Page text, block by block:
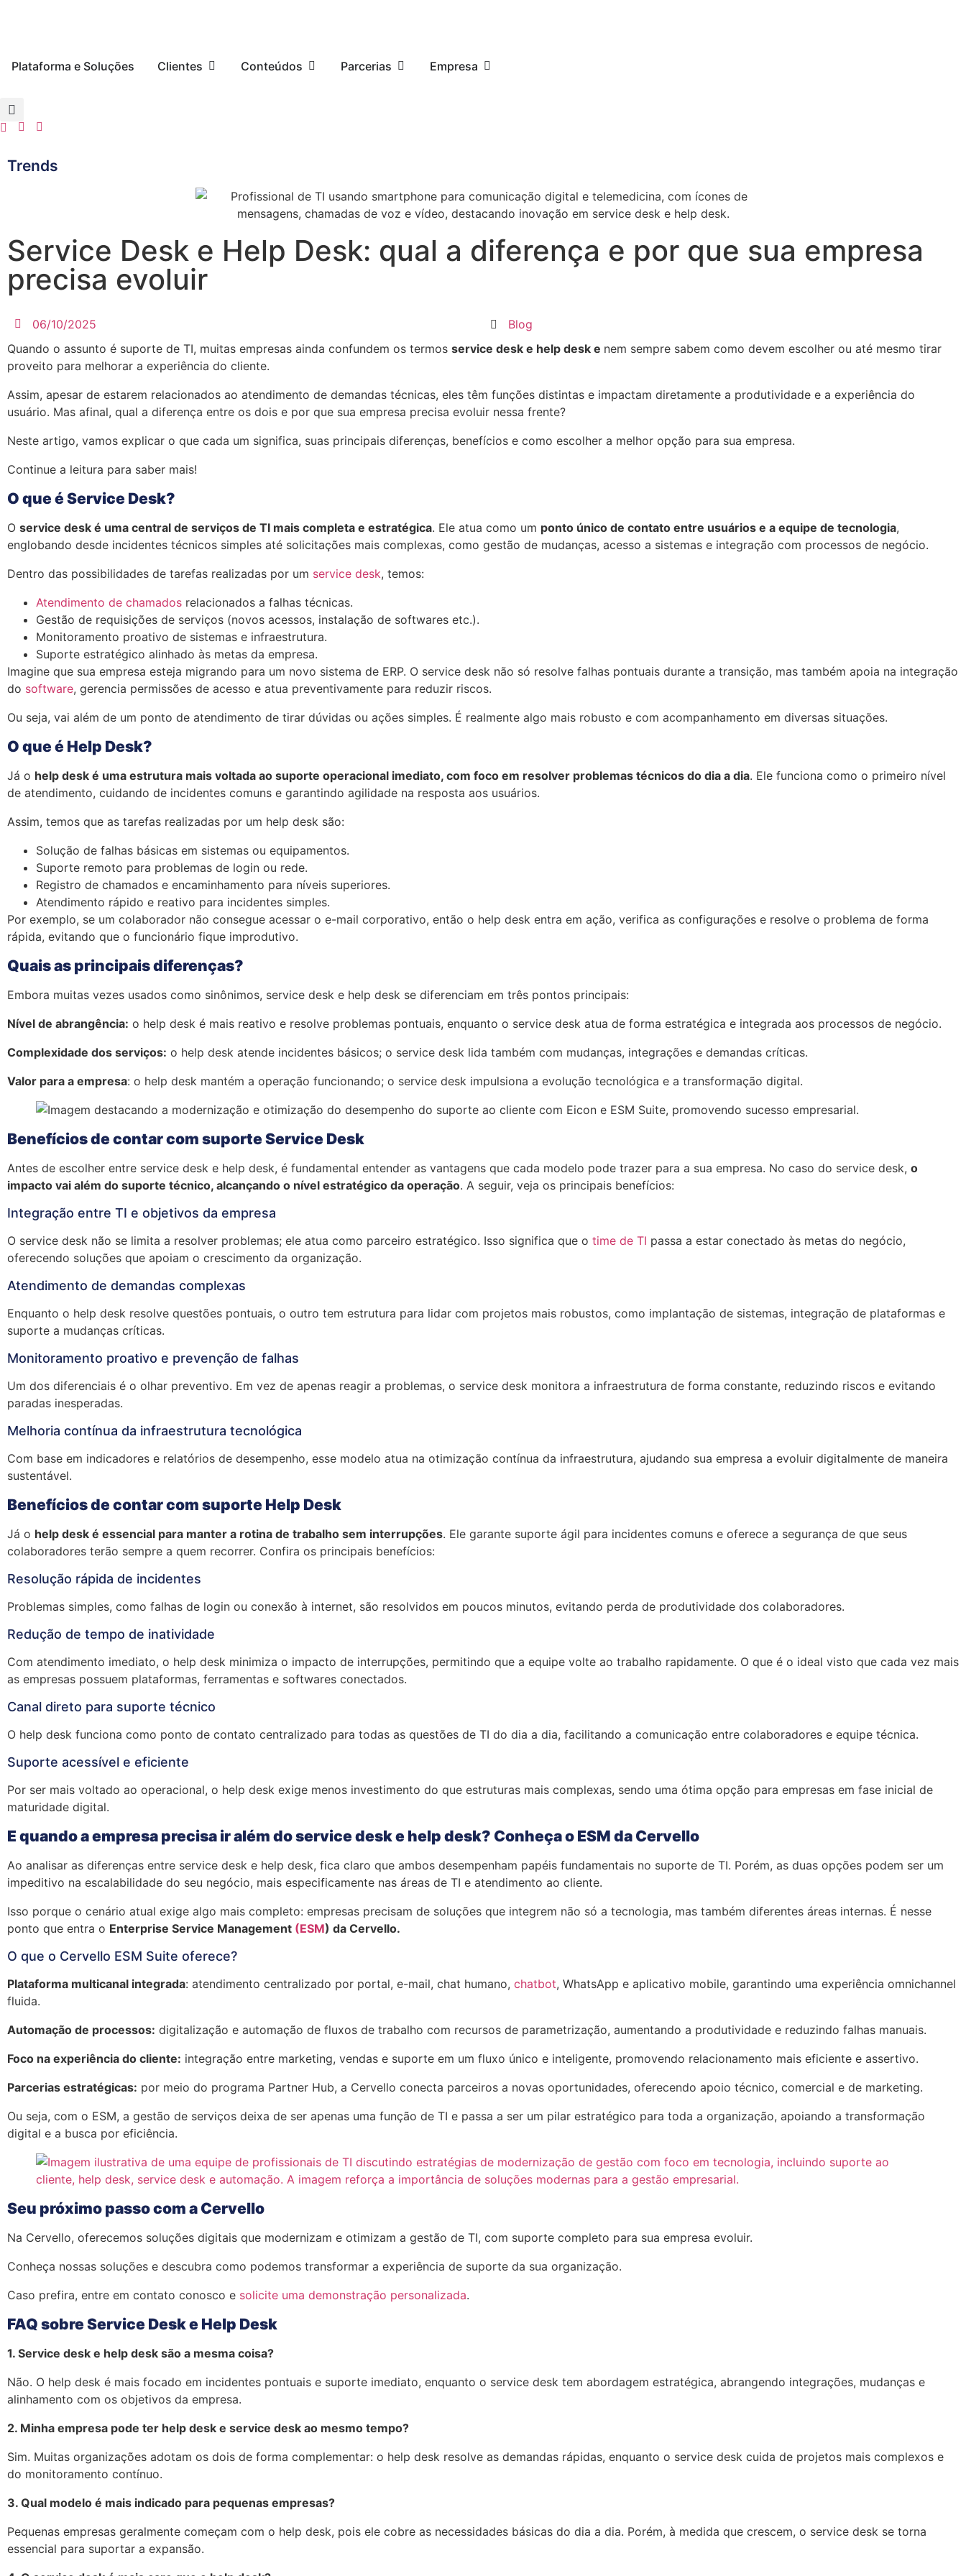
Plataforma e Soluções Clientes Conteúdos Parcerias Empresa
Trends
Service Desk e Help Desk: qual a diferença e por que sua empresa
precisa evoluir
06/10/2025
Blog
Quando o assunto é suporte de TI, muitas empresas ainda confundem os termos service desk e help desk e nem sempre sabem como devem escolher ou até mesmo tirar
proveito para melhorar a experiência do cliente.
Assim, apesar de estarem relacionados ao atendimento de demandas técnicas, eles têm funções distintas e impactam diretamente a produtividade e a experiência do
usuário. Mas afinal, qual a diferença entre os dois e por que sua empresa precisa evoluir nessa frente?
Neste artigo, vamos explicar o que cada um significa, suas principais diferenças, benefícios e como escolher a melhor opção para sua empresa.
Continue a leitura para saber mais!
O que é Service Desk?
O service desk é uma central de serviços de TI mais completa e estratégica. Ele atua como um ponto único de contato entre usuários e a equipe de tecnologia,
englobando desde incidentes técnicos simples até solicitações mais complexas, como gestão de mudanças, acesso a sistemas e integração com processos de negócio.
Dentro das possibilidades de tarefas realizadas por um service desk, temos:
Atendimento de chamados relacionados a falhas técnicas.
Gestão de requisições de serviços (novos acessos, instalação de softwares etc.).
Monitoramento proativo de sistemas e infraestrutura.
Suporte estratégico alinhado às metas da empresa.
Imagine que sua empresa esteja migrando para um novo sistema de ERP. O service desk não só resolve falhas pontuais durante a transição, mas também apoia na integração
do software, gerencia permissões de acesso e atua preventivamente para reduzir riscos.
Ou seja, vai além de um ponto de atendimento de tirar dúvidas ou ações simples. É realmente algo mais robusto e com acompanhamento em diversas situações.
O que é Help Desk?
Já o help desk é uma estrutura mais voltada ao suporte operacional imediato, com foco em resolver problemas técnicos do dia a dia. Ele funciona como o primeiro nível
de atendimento, cuidando de incidentes comuns e garantindo agilidade na resposta aos usuários.
Assim, temos que as tarefas realizadas por um help desk são:
Solução de falhas básicas em sistemas ou equipamentos.
Suporte remoto para problemas de login ou rede.
Registro de chamados e encaminhamento para níveis superiores.
Atendimento rápido e reativo para incidentes simples.
Por exemplo, se um colaborador não consegue acessar o e-mail corporativo, então o help desk entra em ação, verifica as configurações e resolve o problema de forma
rápida, evitando que o funcionário fique improdutivo.
Quais as principais diferenças?
Embora muitas vezes usados como sinônimos, service desk e help desk se diferenciam em três pontos principais:
Nível de abrangência: o help desk é mais reativo e resolve problemas pontuais, enquanto o service desk atua de forma estratégica e integrada aos processos de negócio.
Complexidade dos serviços: o help desk atende incidentes básicos; o service desk lida também com mudanças, integrações e demandas críticas.
Valor para a empresa: o help desk mantém a operação funcionando; o service desk impulsiona a evolução tecnológica e a transformação digital.
Benefícios de contar com suporte Service Desk
Antes de escolher entre service desk e help desk, é fundamental entender as vantagens que cada modelo pode trazer para a sua empresa. No caso do service desk, o
impacto vai além do suporte técnico, alcançando o nível estratégico da operação. A seguir, veja os principais benefícios:
Integração entre TI e objetivos da empresa
O service desk não se limita a resolver problemas; ele atua como parceiro estratégico. Isso significa que o time de TI passa a estar conectado às metas do negócio,
oferecendo soluções que apoiam o crescimento da organização.
Atendimento de demandas complexas
Enquanto o help desk resolve questões pontuais, o outro tem estrutura para lidar com projetos mais robustos, como implantação de sistemas, integração de plataformas e
suporte a mudanças críticas.
Monitoramento proativo e prevenção de falhas
Um dos diferenciais é o olhar preventivo. Em vez de apenas reagir a problemas, o service desk monitora a infraestrutura de forma constante, reduzindo riscos e evitando
paradas inesperadas.
Melhoria contínua da infraestrutura tecnológica
Com base em indicadores e relatórios de desempenho, esse modelo atua na otimização contínua da infraestrutura, ajudando sua empresa a evoluir digitalmente de maneira
sustentável.
Benefícios de contar com suporte Help Desk
Já o help desk é essencial para manter a rotina de trabalho sem interrupções. Ele garante suporte ágil para incidentes comuns e oferece a segurança de que seus
colaboradores terão sempre a quem recorrer. Confira os principais benefícios:
Resolução rápida de incidentes
Problemas simples, como falhas de login ou conexão à internet, são resolvidos em poucos minutos, evitando perda de produtividade dos colaboradores.
Redução de tempo de inatividade
Com atendimento imediato, o help desk minimiza o impacto de interrupções, permitindo que a equipe volte ao trabalho rapidamente. O que é o ideal visto que cada vez mais
as empresas possuem plataformas, ferramentas e softwares conectados.
Canal direto para suporte técnico
O help desk funciona como ponto de contato centralizado para todas as questões de TI do dia a dia, facilitando a comunicação entre colaboradores e equipe técnica.
Suporte acessível e eficiente
Por ser mais voltado ao operacional, o help desk exige menos investimento do que estruturas mais complexas, sendo uma ótima opção para empresas em fase inicial de
maturidade digital.
E quando a empresa precisa ir além do service desk e help desk? Conheça o ESM da Cervello
Ao analisar as diferenças entre service desk e help desk, fica claro que ambos desempenham papéis fundamentais no suporte de TI. Porém, as duas opções podem ser um
impeditivo na escalabilidade do seu negócio, mais especificamente nas áreas de TI e atendimento ao cliente.
Isso porque o cenário atual exige algo mais completo: empresas precisam de soluções que integrem não só a tecnologia, mas também diferentes áreas internas. É nesse
ponto que entra o Enterprise Service Management (ESM) da Cervello.
O que o Cervello ESM Suite oferece?
Plataforma multicanal integrada: atendimento centralizado por portal, e-mail, chat humano, chatbot, WhatsApp e aplicativo mobile, garantindo uma experiência omnichannel
fluida.
Automação de processos: digitalização e automação de fluxos de trabalho com recursos de parametrização, aumentando a produtividade e reduzindo falhas manuais.
Foco na experiência do cliente: integração entre marketing, vendas e suporte em um fluxo único e inteligente, promovendo relacionamento mais eficiente e assertivo.
Parcerias estratégicas: por meio do programa Partner Hub, a Cervello conecta parceiros a novas oportunidades, oferecendo apoio técnico, comercial e de marketing.
Ou seja, com o ESM, a gestão de serviços deixa de ser apenas uma função de TI e passa a ser um pilar estratégico para toda a organização, apoiando a transformação
digital e a busca por eficiência.
Seu próximo passo com a Cervello
Na Cervello, oferecemos soluções digitais que modernizam e otimizam a gestão de TI, com suporte completo para sua empresa evoluir.
Conheça nossas soluções e descubra como podemos transformar a experiência de suporte da sua organização.
Caso prefira, entre em contato conosco e solicite uma demonstração personalizada.
FAQ sobre Service Desk e Help Desk
1. Service desk e help desk são a mesma coisa?
Não. O help desk é mais focado em incidentes pontuais e suporte imediato, enquanto o service desk tem abordagem estratégica, abrangendo integrações, mudanças e
alinhamento com os objetivos da empresa.
2. Minha empresa pode ter help desk e service desk ao mesmo tempo?
Sim. Muitas organizações adotam os dois de forma complementar: o help desk resolve as demandas rápidas, enquanto o service desk cuida de projetos mais complexos e
do monitoramento contínuo.
3. Qual modelo é mais indicado para pequenas empresas?
Pequenas empresas geralmente começam com o help desk, pois ele cobre as necessidades básicas do dia a dia. Porém, à medida que crescem, o service desk se torna
essencial para suportar a expansão.